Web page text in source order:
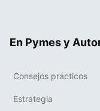
En Pymes y
Consejos prácticos
Estrategia